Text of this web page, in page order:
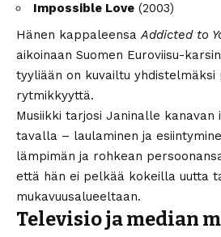
Impossible Love (2003)
Hänen kappaleensaAddicted to
aikoinaan Suomen Euroviisu-
tyyliään on kuvailtu
rytmikkyyttä.
Musiikki tarjosi Janinalle kanavan
tavalla – laulaminen ja
lämpimän ja rohkean
että hän ei pelkää kokeilla uutta
mukavuusalueeltaan.
Televisio ja median